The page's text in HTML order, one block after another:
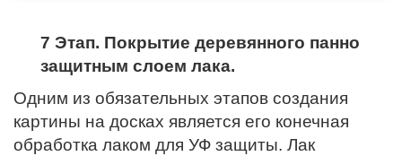
7 Этап. Покрытие деревянного панно
защитным слоем лака.
Одним из обязательных этапов создания
картины на досках является его конечная
обработка лаком для УФ защиты. Лак